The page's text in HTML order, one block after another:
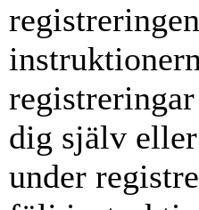
dig själv
under